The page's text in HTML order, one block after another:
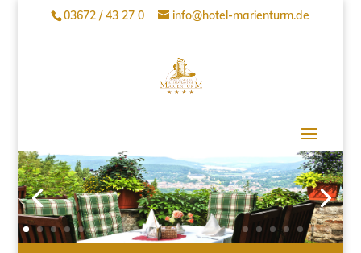
03672 / 43 27 0 info@hotel-marienturm.de